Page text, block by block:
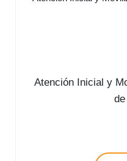
Atención Inicial y